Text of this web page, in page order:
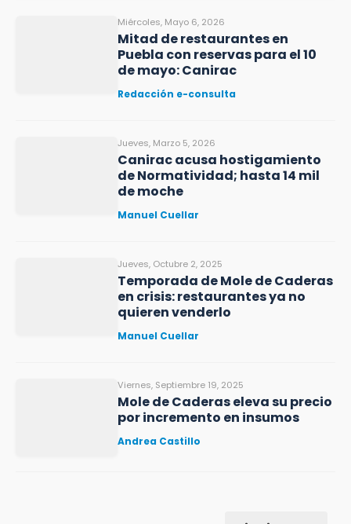
Miércoles, Mayo 6, 2026
Mitad de restaurantes en
Puebla con reservas para el 10
de mayo: Canirac
Redacción e-consulta
Jueves, Marzo 5, 2026
Canirac acusa hostigamiento
de Normatividad; hasta 14 mil
de moche
Manuel Cuellar
Jueves, Octubre 2, 2025
Temporada de Mole de Caderas
en crisis: restaurantes ya no
quieren venderlo
Manuel Cuellar
Viernes, Septiembre 19, 2025
Mole de Caderas eleva su precio
por incremento en insumos
Andrea Castillo